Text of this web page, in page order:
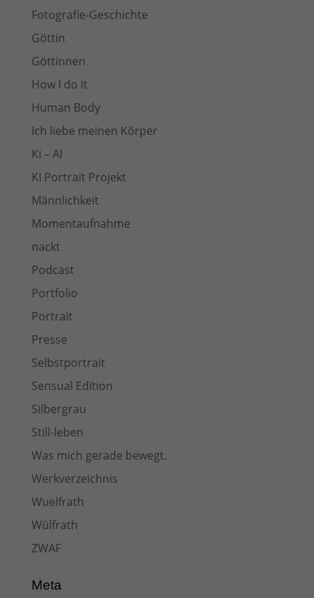
Fotografie-Geschichte
Göttin
Göttinnen
How I do it
Human Body
Ich liebe meinen Körper
Ki – AI
KI Portrait Projekt
Männlichkeit
Momentaufnahme
nackt
Podcast
Portfolio
Portrait
Presse
Selbstportrait
Sensual Edition
Silbergrau
Still-leben
Was mich gerade bewegt.
Werkverzeichnis
Wuelfrath
Wülfrath
ZWAF
Meta